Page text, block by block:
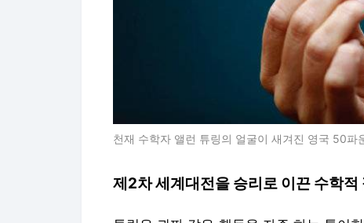
천재 수학자 앨런 튜링의 얼굴이 새겨진 영국 50파
제2차 세계대전을 승리로 이끈 수학적